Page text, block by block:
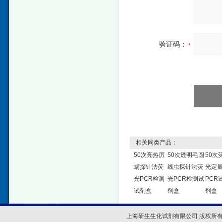
验证码：
相关同类产品：
50次亮热厉
螨探针法荧
光PCR检测
试剂盒
50次透明毛圆
线虫探针法荧
光PCR检测试
剂盒
50次
光定
PCR
剂盒
上海研生生化试剂有限公司 版权所